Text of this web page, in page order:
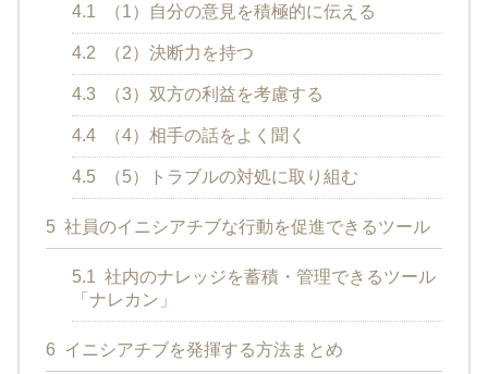
4.1 （1）自分の意見を積極的に伝える
4.2 （2）決断力を持つ
4.3 （3）双方の利益を考慮する
4.4 （4）相手の話をよく聞く
4.5 （5）トラブルの対処に取り組む
5 社員のイニシアチブな行動を促進できるツール
5.1 社内のナレッジを蓄積・管理できるツール
「ナレカン」
6 イニシアチブを発揮する方法まとめ